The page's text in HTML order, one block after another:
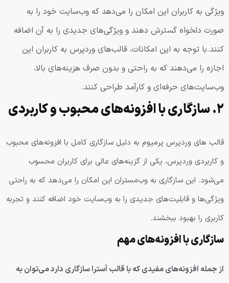
ویژگی به کاربران این امکان را می‌دهد که وب‌سایت خود را به
صورت دلخواه گسترش دهند و ویژگی‌های جدیدی را به آن اضافه
کنند.با توجه به این امکانات، قالب‌های وردپرس به کاربران این
اجازه را می‌دهند که به راحتی و بدون صرف هزینه‌های بالا،
وب‌سایت‌های حرفه‌ای و کارآمد طراحی کنند.
۲. سازگاری با افزونه‌های محبوب و کاربردی
قالب های وردپرس پرمیوم به دلیل سازگاری کامل با افزونه‌های محبوب
و کاربردی وردپرس، یکی از گزینه‌های عالی برای کاربران محسوب
می‌شود. این سازگاری به وب‌مستران این امکان را می‌دهد که به راحتی
ویژگی‌ها و قابلیت‌های جدیدی را به وب‌سایت خود اضافه کنند و تجربه
کاربری را بهبود ببخشند.
سازگاری با افزونه‌های مهم
از جمله افزونه‌های مفیدی که با قالب آسترا سازگاری دارد می‌توان به